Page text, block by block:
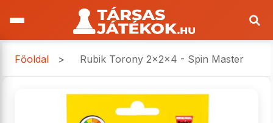
Főoldal > Rubik Torony 2x2x4 - Spin Master